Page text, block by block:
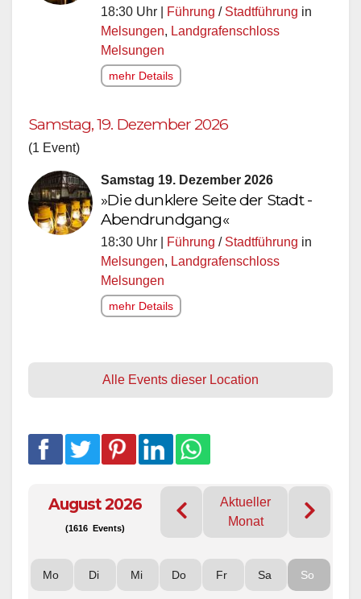
18:30 Uhr | Führung / Stadtführung in
Melsungen, Landgrafenschloss
Melsungen
mehr Details
Samstag, 19. Dezember 2026
(1 Event)
Samstag 19. Dezember 2026
»Die dunklere Seite der Stadt -
Abendrundgang«
18:30 Uhr | Führung / Stadtführung in
Melsungen, Landgrafenschloss
Melsungen
mehr Details
Alle Events dieser Location
August 2026
(1616 Events)
Aktueller
Monat
Mo Di Mi Do Fr Sa So